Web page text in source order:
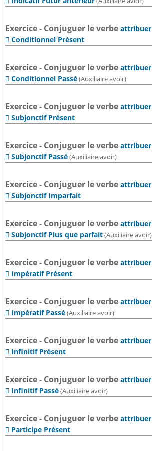
Exercice - Conjuguer le verbe attribuer
 Conditionnel Présent
Exercice - Conjuguer le verbe attribuer
 Conditionnel Passé(Auxiliaire avoir)
Exercice - Conjuguer le verbe attribuer
 Subjonctif Présent
Exercice - Conjuguer le verbe attribuer
 Subjonctif Passé(Auxiliaire avoir)
Exercice - Conjuguer le verbe attribuer
 Subjonctif Imparfait
Exercice - Conjuguer le verbe attribuer
 Subjonctif Plus que parfait(Auxiliaire avoir)
Exercice - Conjuguer le verbe attribuer
 Impératif Présent
Exercice - Conjuguer le verbe attribuer
 Impératif Passé(Auxiliaire avoir)
Exercice - Conjuguer le verbe attribuer
 Infinitif Présent
Exercice - Conjuguer le verbe attribuer
 Infinitif Passé(Auxiliaire avoir)
Exercice - Conjuguer le verbe attribuer
 Participe Présent